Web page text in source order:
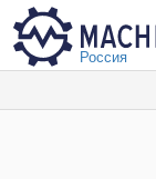
Россия